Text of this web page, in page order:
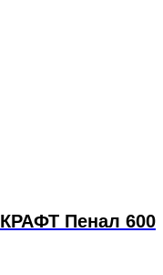
КРАФТ Пенал 600